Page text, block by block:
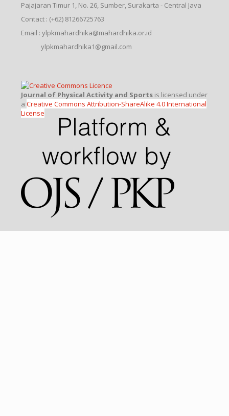
Pajajaran Timur 1, No. 26, Sumber, Surakarta - Central Java
Contact : (+62) 81266725763
Email : ylpkmahardhika@mahardhika.or.id
ylpkmahardhika1@gmail.com
Journal of Physical Activity and Sports is licensed under
a Creative Commons Attribution-ShareAlike 4.0 International
License